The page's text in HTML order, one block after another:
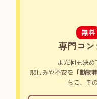
無料
専門コ
まだ何も決め
悲しみや不安を
「動物
ちに、そ